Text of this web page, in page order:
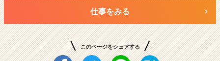
仕事をみる
このページをシェアする